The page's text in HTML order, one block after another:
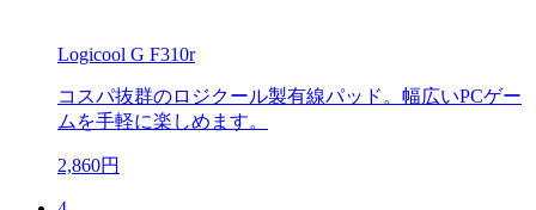
Logicool G F310r
コスパ抜群のロジクール製有線パッド。幅広いPCゲー
ムを手軽に楽しめます。
2,860円